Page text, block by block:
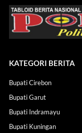
KATEGORI BERITA
Bupati Cirebon
Bupati Garut
Bupati Indramayu
Bupati Kuningan